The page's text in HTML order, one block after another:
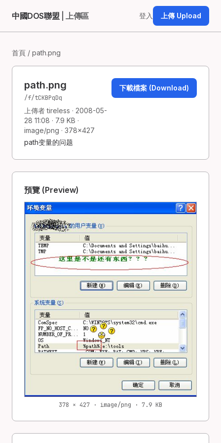
中國DOS聯盟 | 上傳區 登入 上傳 Upload
首頁 / path.png
path.png
/f/tCKBPqDq
上傳者 tireless · 2008-05-
28 11:08 · 7.9 KB ·
image/png · 378×427
path变量的问题
下載檔案 (Download)
預覽 (Preview)
378 × 427 · image/png · 7.9 KB